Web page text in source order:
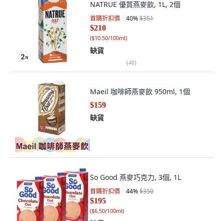
NATRUE 優質燕麥飲, 1L, 2個
首購折扣價 40%$351
$210
($10.50/100ml)
缺貨
(40)
Maeil 咖啡師燕麥飲 950ml, 1個
$159
缺貨
So Good 燕麥巧克力, 3個, 1L
首購折扣價 44%$350
$195
($6.50/100ml)